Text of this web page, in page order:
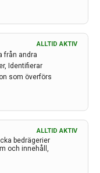
ALLTID AKTIV
från andra
Identifierar
som överförs
bedrägerier
och innehåll,
ALLTID AKTIV
– Lund 1–2
kongressen i